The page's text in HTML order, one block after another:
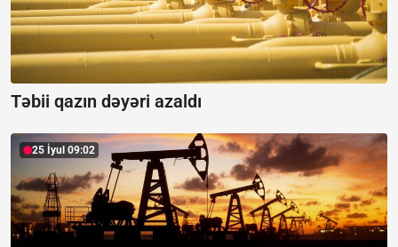
Təbii qazın dəyəri azaldı
25 İyul 09:02